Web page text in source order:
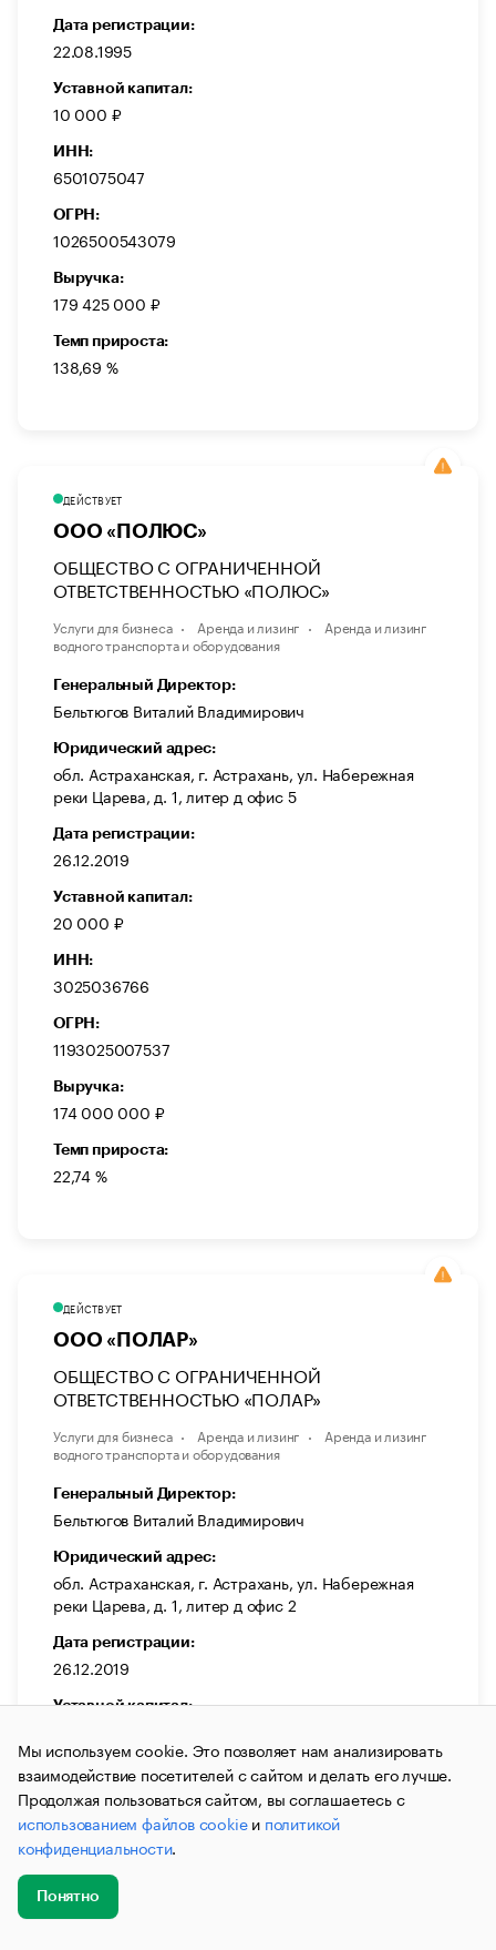
Дата регистрации:
22.08.1995
Уставной капитал:
10 000 ₽
ИНН:
6501075047
ОГРН:
1026500543079
Выручка:
179 425 000 ₽
Темп прироста:
138,69 %
ДЕЙСТВУЕТ
ООО «ПОЛЮС»
ОБЩЕСТВО С ОГРАНИЧЕННОЙ
ОТВЕТСТВЕННОСТЬЮ «ПОЛЮС»
Услуги для бизнеса Аренда и лизинг
Аренда и лизинг
водного транспорта и оборудования
Генеральный Директор:
Бельтюгов Виталий Владимирович
Юридический адрес:
обл. Астраханская, г. Астрахань, ул. Набережная
реки Царева, д. 1, литер д офис 5
Дата регистрации:
26.12.2019
Уставной капитал:
20 000 ₽
ИНН:
3025036766
ОГРН:
1193025007537
Выручка:
174 000 000 ₽
Темп прироста:
22,74 %
ДЕЙСТВУЕТ
ООО «ПОЛАР»
ОБЩЕСТВО С ОГРАНИЧЕННОЙ
ОТВЕТСТВЕННОСТЬЮ «ПОЛАР»
Услуги для бизнеса Аренда и лизинг
Аренда и лизинг
водного транспорта и оборудования
Генеральный Директор:
Бельтюгов Виталий Владимирович
Юридический адрес:
обл. Астраханская, г. Астрахань, ул. Набережная
реки Царева, д. 1, литер д офис 2
Дата регистрации:
26.12.2019
Уставной капитал:
ИНН:
3025036759
ОГРН:
1193025007504
Выручка:
174 000 000 ₽
Мы используем cookie. Это позволяет нам анализировать
взаимодействие посетителей с сайтом и делать его лучше.
Продолжая пользоваться сайтом, вы соглашаетесь с
использованием файлов cookieи политикой
конфиденциальности.
Понятно